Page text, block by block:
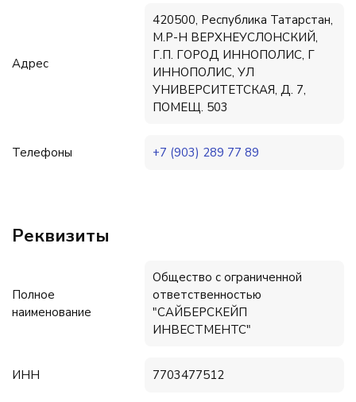
Адрес
420500, Республика Татарстан,
М.Р-Н ВЕРХНЕУСЛОНСКИЙ,
Г.П. ГОРОД ИННОПОЛИС, Г
ИННОПОЛИС, УЛ
УНИВЕРСИТЕТСКАЯ, Д. 7,
ПОМЕЩ. 503
Телефоны +7 (903) 289 77 89
Реквизиты
Полное
наименование
Общество с ограниченной
ответственностью
"САЙБЕРСКЕЙП
ИНВЕСТМЕНТС"
ИНН 7703477512